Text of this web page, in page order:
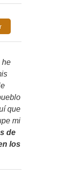
he
que
mi
de
los